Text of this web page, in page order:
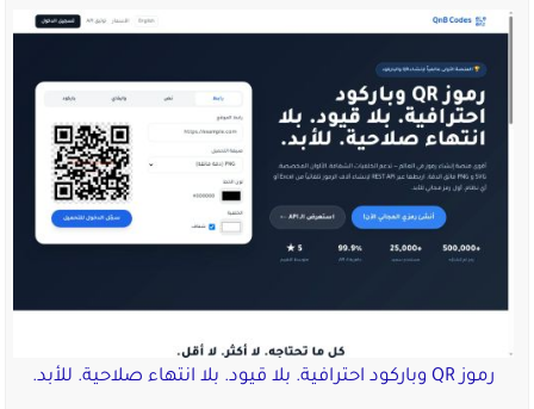
رموز QR وباركود احترافية. بلا قيود. بلا انتهاء صلاحية. للأبد.